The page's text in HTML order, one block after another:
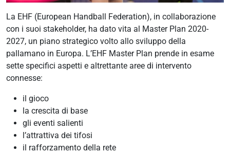
La EHF (European Handball Federation), in collaborazione
con i suoi stakeholder, ha dato vita al Master Plan 2020-
2027, un piano strategico volto allo sviluppo della
pallamano in Europa. L’EHF Master Plan prende in esame
sette specifici aspetti e altrettante aree di intervento
connesse:
il gioco
la crescita di base
gli eventi salienti
l’attrattiva dei tifosi
il rafforzamento della rete